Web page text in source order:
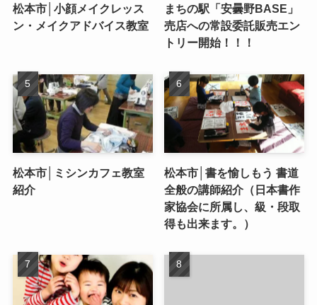
松本市│小顔メイクレッス
ン・メイクアドバイス教室
まちの駅「安曇野BASE」
売店への常設委託販売エン
トリー開始！！！
松本市│ミシンカフェ教室
紹介
松本市│書を愉しもう 書道
全般の講師紹介（日本書作
家協会に所属し、級・段取
得も出来ます。）